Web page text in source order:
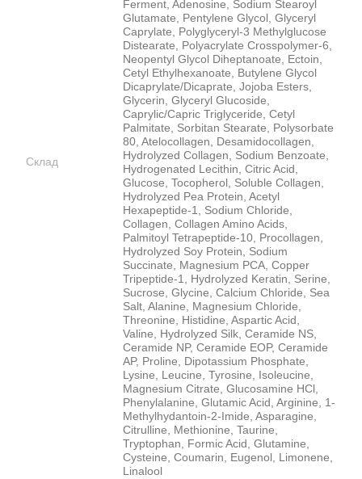
Склад
Ferment, Adenosine, Sodium Stearoyl
Glutamate, Pentylene Glycol, Glyceryl
Caprylate, Polyglyceryl-3 Methylglucose
Distearate, Polyacrylate Crosspolymer-6,
Neopentyl Glycol Diheptanoate, Ectoin,
Cetyl Ethylhexanoate, Butylene Glycol
Dicaprylate/Dicaprate, Jojoba Esters,
Glycerin, Glyceryl Glucoside,
Caprylic/Capric Triglyceride, Cetyl
Palmitate, Sorbitan Stearate, Polysorbate
80, Atelocollagen, Desamidocollagen,
Hydrolyzed Collagen, Sodium Benzoate,
Hydrogenated Lecithin, Citric Acid,
Glucose, Tocopherol, Soluble Collagen,
Hydrolyzed Pea Protein, Acetyl
Hexapeptide-1, Sodium Chloride,
Collagen, Collagen Amino Acids,
Palmitoyl Tetrapeptide-10, Procollagen,
Hydrolyzed Soy Protein, Sodium
Succinate, Magnesium PCA, Copper
Tripeptide-1, Hydrolyzed Keratin, Serine,
Sucrose, Glycine, Calcium Chloride, Sea
Salt, Alanine, Magnesium Chloride,
Threonine, Histidine, Aspartic Acid,
Valine, Hydrolyzed Silk, Ceramide NS,
Ceramide NP, Ceramide EOP, Ceramide
AP, Proline, Dipotassium Phosphate,
Lysine, Leucine, Tyrosine, Isoleucine,
Magnesium Citrate, Glucosamine HCl,
Phenylalanine, Glutamic Acid, Arginine, 1-
Methylhydantoin-2-Imide, Asparagine,
Citrulline, Methionine, Taurine,
Tryptophan, Formic Acid, Glutamine,
Cysteine, Coumarin, Eugenol, Limonene,
Linalool